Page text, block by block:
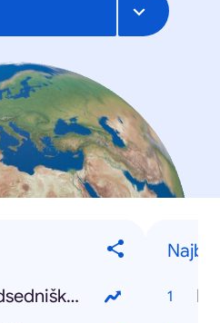
Ameriške predsedniške volitve